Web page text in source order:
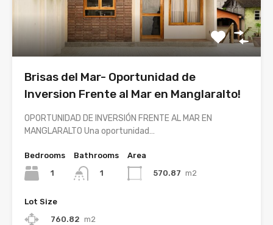
Brisas del Mar- Oportunidad de
Inversion Frente al Mar en Manglaralto!
OPORTUNIDAD DE INVERSIÓN FRENTE AL MAR EN
MANGLARALTO Una oportunidad…
Bedrooms
1
Bathrooms
1
Area
570.87 m2
Lot Size
760.82 m2